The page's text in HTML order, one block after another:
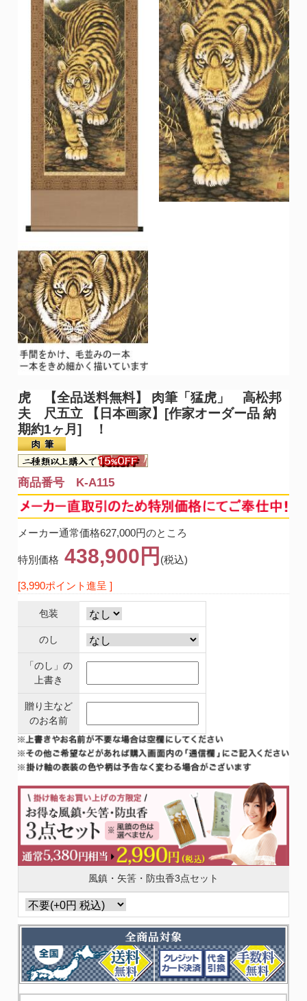
虎 【全品送料無料】 肉筆 「猛虎」 高松邦
夫 尺五立 【日本画家】[作家オーダー品 納
期約1ヶ月] ！
商品番号 K-A115
メーカー通常価格627,000円のところ
特別価格 438,900円 (税込)
[3,990ポイント進呈 ]
包装
のし
「のし」の
上書き
贈り主など
のお名前
風鎮・矢筈・防虫香3点セット